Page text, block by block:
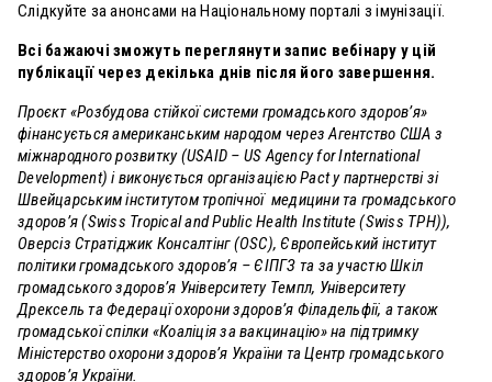
Слідкуйте за анонсами на Національному порталі з імунізації.
Всі бажаючі зможуть переглянути запис вебінару у цій
публікації через декілька днів після його завершення.
Проєкт «Розбудова стійкої системи громадського здоров’я»
фінансується американським народом через Агентство США з
міжнародного розвитку (USAID – US Agency for International
Development) і виконується організацією Pact у партнерстві зі
Швейцарським інститутом тропічної медицини та громадського
здоров’я (Swiss Tropical and Public Health Institute (Swiss TPH)),
Оверсіз Стратіджик Консалтінг (OSC), Європейський інститут
політики громадського здоров’я – ЄІПГЗ та за участю Шкіл
громадського здоров’я Університету Темпл, Університету
Дрексель та Федерацї охорони здоров’я Філадельфії, а також
громадської спілки «Коаліція за вакцинацію» на підтримку
Міністерство охорони здоров’я України та Центр громадського
здоров’я України.